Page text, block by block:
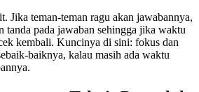
Jika teman-teman ragu akan jawabannya,
tanda pada jawaban sehingga jika waktu
kembali. Kuncinya di sini: fokus dan
baiknya, kalau masih ada waktu